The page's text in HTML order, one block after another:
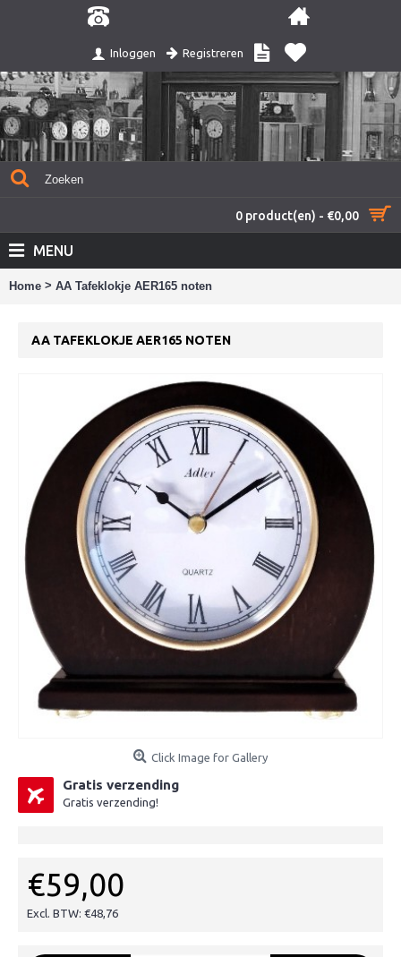
Inloggen Registreren
0 product(en) - €0,00
MENU
Home > AA Tafeklokje AER165 noten
AA TAFEKLOKJE AER165 NOTEN
Click Image for Gallery
Gratis verzending
Gratis verzending!
€59,00
Excl. BTW: €48,76